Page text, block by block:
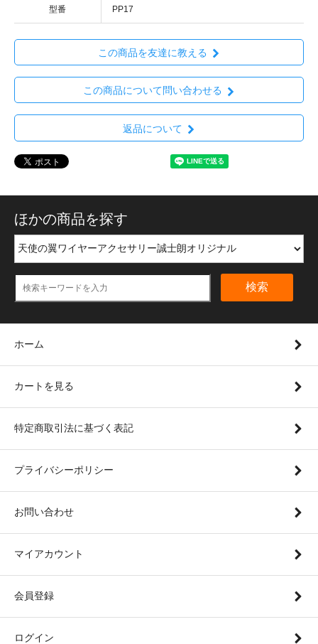
型番 PP17
この商品を友達に教える
この商品について問い合わせる
返品について
ほかの商品を探す
検索
ホーム
カートを見る
特定商取引法に基づく表記
プライバシーポリシー
お問い合わせ
マイアカウント
会員登録
ログイン